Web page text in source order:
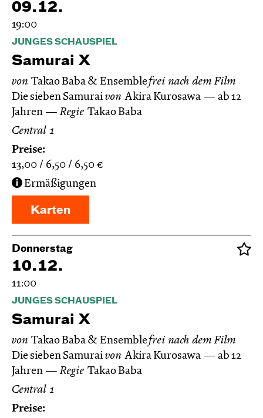
09.12.
19:00
JUNGES SCHAUSPIEL
Samurai X
von Takao Baba & Ensemblefrei nach dem Film
Die sieben Samurai von Akira Kurosawa
ab 12
Jahren
Regie Takao Baba
Central 1
Preise:
13,00
6,50 6,50 €
Ermäßigungen
Karten
Donnerstag
10.12.
11:00
JUNGES SCHAUSPIEL
Samurai X
von Takao Baba & Ensemblefrei nach dem Film
Die sieben Samurai von Akira Kurosawa
ab 12
Jahren
Regie Takao Baba
Central 1
Preise: